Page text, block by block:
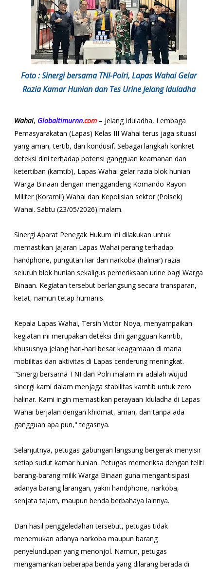
Foto : Sinergi bersama TNI-Polri, Lapas Wahai Gelar
Razia Kamar Hunian dan Tes Urine Jelang Iduladha
Wahai, Globaltimurnn.com– Jelang Iduladha, Lembaga
Pemasyarakatan (Lapas) Kelas III Wahai terus jaga situasi
yang aman, tertib, dan kondusif. Sebagai langkah konkret
deteksi dini terhadap potensi gangguan keamanan dan
ketertiban (kamtib), Lapas Wahai gelar razia blok hunian
Warga Binaan dengan menggandeng Komando Rayon
Militer (Koramil) Wahai dan Kepolisian sektor (Polsek)
Wahai. Sabtu (23/05/2026) malam.
Sinergi Aparat Penegak Hukum ini dilakukan untuk
memastikan jajaran Lapas Wahai perang terhadap
handphone, pungutan liar dan narkoba (halinar) razia
seluruh blok hunian sekaligus pemeriksaan urine bagi Warga
Binaan. Kegiatan tersebut berlangsung secara transparan,
ketat, namun tetap humanis.
‎​Kepala Lapas Wahai, Tersih Victor Noya, menyampaikan
kegiatan ini merupakan deteksi dini gangguan kamtib,
khususnya jelang hari-hari besar keagamaan di mana
mobilitas dan aktivitas di Lapas cenderung meningkat. ‎​
"Sinergi bersama TNI dan Polri malam ini adalah wujud
sinergi kami dalam menjaga stabilitas kamtib untuk zero
halinar. Kami ingin memastikan perayaan Iduladha di Lapas
Wahai berjalan dengan khidmat, aman, dan tanpa ada
gangguan apa pun," tegasnya.
‎​Selanjutnya, petugas gabungan langsung bergerak menyisir
setiap sudut kamar hunian. Petugas memeriksa dengan teliti
barang-barang milik Warga Binaan guna mengantisipasi
adanya barang larangan, yakni handphone, narkoba,
senjata tajam, maupun benda berbahaya lainnya. ‎​
Dari hasil penggeledahan tersebut, petugas tidak
menemukan adanya narkoba maupun barang
penyelundupan yang menonjol. Namun, petugas
mengamankan beberapa benda yang dilarang berada di